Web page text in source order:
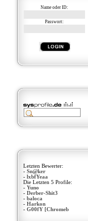
Name oder ID:
Passwort:
Letzten Bewerter:
- Sn@ker
- lxbfYeaa
Die Letzten 5 Profile:
- Yuno
- Derber-Shit3
- baloca
- Harkon
- G00fY [Chromeb